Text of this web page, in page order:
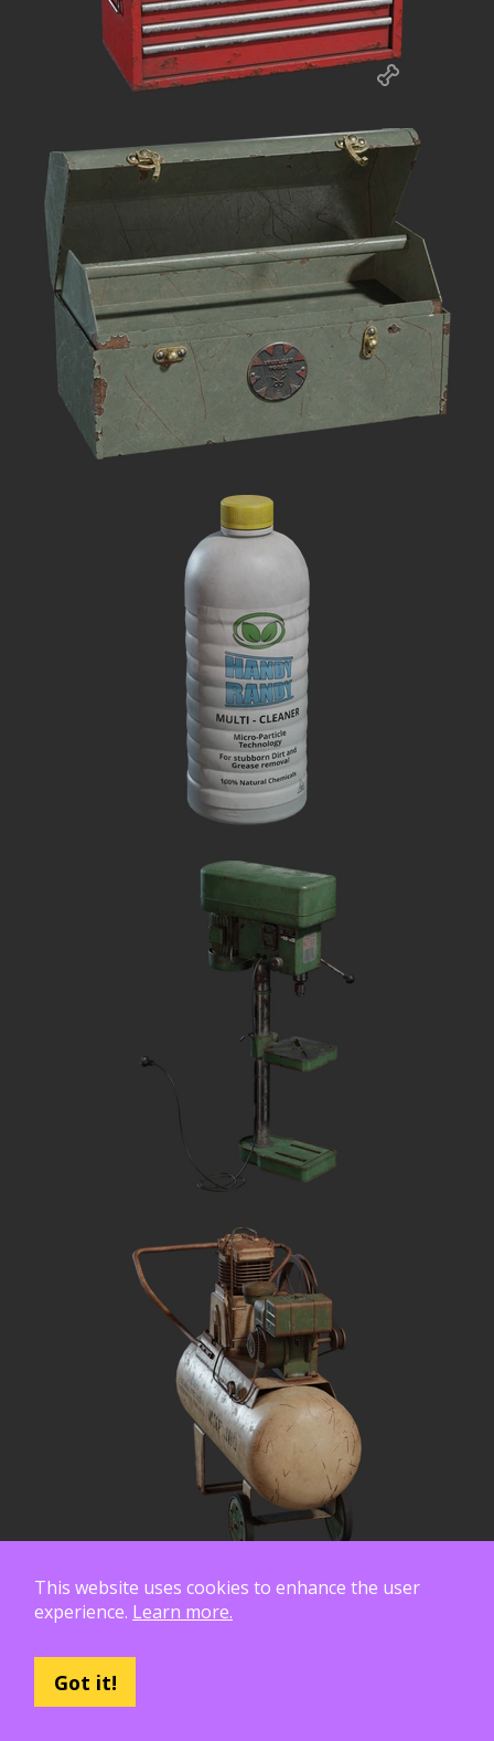
This website uses cookies to enhance the user
experience. Learn more.
Got it!